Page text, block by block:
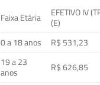
Faixa Etária
EFETIVO IV
(E)
0 a 18 anos
R$ 531,23
19 a 23
anos
R$ 626,85